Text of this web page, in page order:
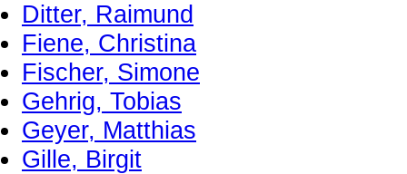
Ditter, Raimund
Fiene, Christina
Fischer, Simone
Gehrig, Tobias
Geyer, Matthias
Gille, Birgit